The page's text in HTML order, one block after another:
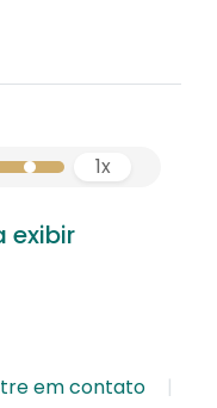
1x
exibir
em contato